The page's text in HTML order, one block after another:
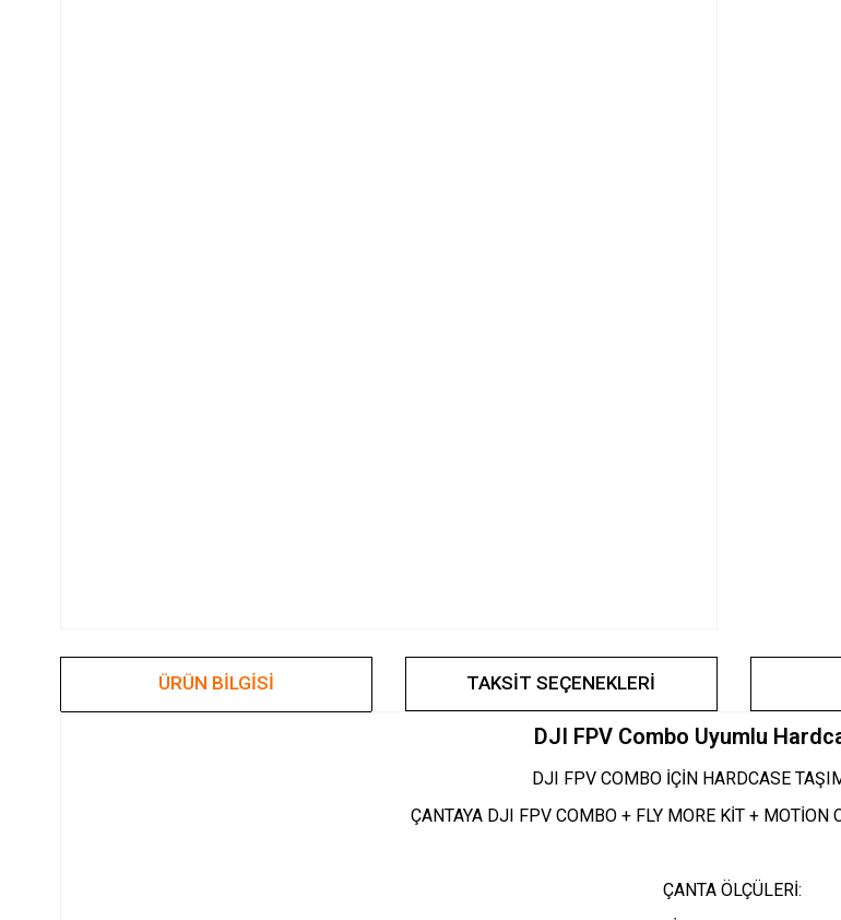
ÜRÜN BILGISI TAKSIT SEÇENEKLERI
DJI FPV Combo Uyumlu
DJI FPV COMBO İÇİN HARDCASE
ÇANTAYA DJI FPV COMBO + FLY MORE KİT + MOTİON
ÇANTA ÖLÇÜLERİ: